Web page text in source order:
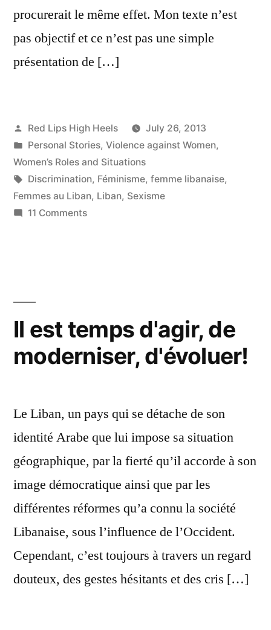
procurerait le même effet. Mon texte n’est
pas objectif et ce n’est pas une simple
présentation de […]
Posted
by
Red Lips High Heels
July 26, 2013
Posted
in
Personal Stories, Violence against Women,
Women’s Roles and Situations
Tags:
Discrimination, Féminisme, femme libanaise,
Femmes au Liban, Liban, Sexisme
11 Commentson
la
société
libanaises
nous!
Il est temps d'agir, de
moderniser, d'évoluer!
Le Liban, un pays qui se détache de son
identité Arabe que lui impose sa situation
géographique, par la fierté qu’il accorde à son
image démocratique ainsi que par les
différentes réformes qu’a connu la société
Libanaise, sous l’influence de l’Occident.
Cependant, c’est toujours à travers un regard
douteux, des gestes hésitants et des cris […]